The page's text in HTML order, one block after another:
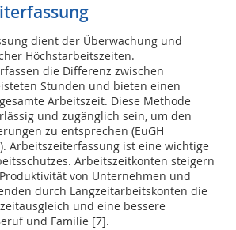
dient der Überwachung und
Höchstarbeitszeiten.
die Differenz zwischen
Stunden und bieten einen
Arbeitszeit. Diese Methode
und zugänglich sein, um den
zu entsprechen (EuGH
Arbeitszeiterfassung ist eine wichtige
Arbeitszeitkonten steigern
von Unternehmen und
durch Langzeitarbeitskonten die
und eine bessere
und Familie [7].